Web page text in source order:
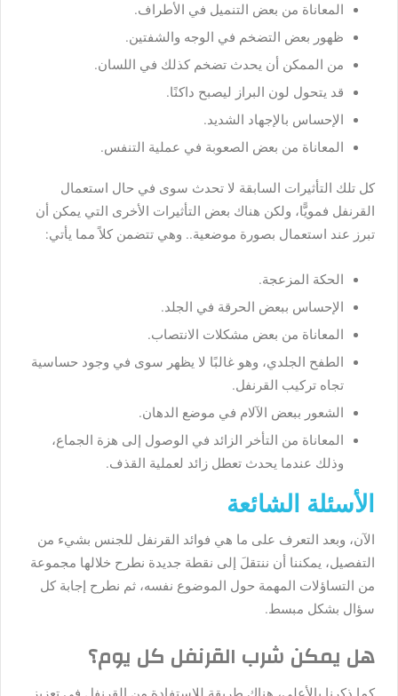
المعاناة من بعض التنميل في الأطراف.
ظهور بعض التضخم في الوجه والشفتين.
من الممكن أن يحدث تضخم كذلك في اللسان.
قد يتحول لون البراز ليصبح داكنًا.
الإحساس بالإجهاد الشديد.
المعاناة من بعض الصعوبة في عملية التنفس.
كل تلك التأثيرات السابقة لا تحدث سوى في حال استعمال
القرنفل فمويًّا، ولكن هناك بعض التأثيرات الأخرى التي يمكن أن
تبرز عند استعمال بصورة موضعية.. وهي تتضمن كلاً مما يأتي:
الحكة المزعجة.
الإحساس ببعض الحرقة في الجلد.
المعاناة من بعض مشكلات الانتصاب.
الطفح الجلدي، وهو غالبًا لا يظهر سوى في وجود حساسية
تجاه تركيب القرنفل.
الشعور ببعض الآلام في موضع الدهان.
المعاناة من التأخر الزائد في الوصول إلى هزة الجماع،
وذلك عندما يحدث تعطل زائد لعملية القذف.
الأسئلة الشائعة
الآن، وبعد التعرف على ما هي فوائد القرنفل للجنس بشيء من
التفصيل، يمكننا أن ننتقلَ إلى نقطة جديدة نطرح خلالها مجموعة
من التساؤلات المهمة حول الموضوع نفسه، ثم نطرح إجابة كل
سؤال بشكل مبسط.
هل يمكن شرب القرنفل كل يوم؟